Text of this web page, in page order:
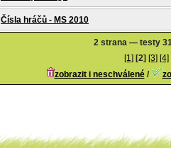
Čísla hráčů - MS 2010
2 strana — testy
[1] [2] [3] [4]
zobrazit i neschválené/